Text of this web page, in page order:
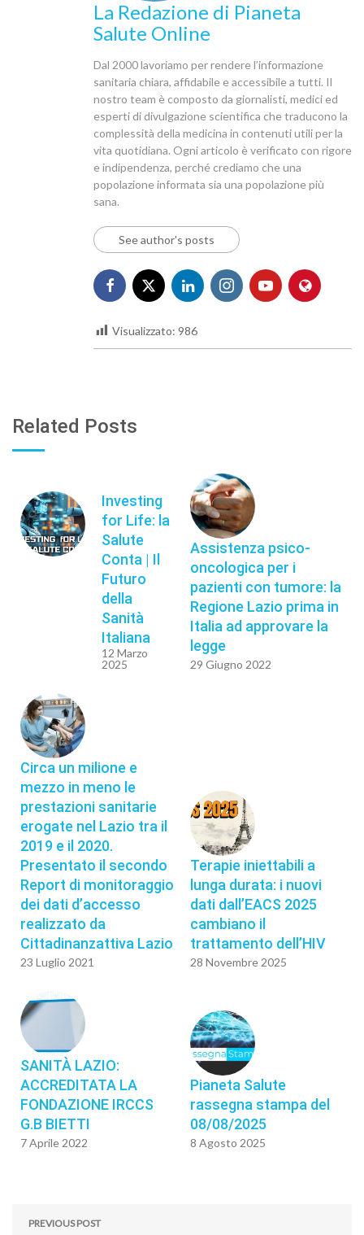
La Redazione di Pianeta
Salute Online
Dal 2000 lavoriamo per rendere l’informazione
sanitaria chiara, affidabile e accessibile a tutti. Il
nostro team è composto da giornalisti, medici ed
esperti di divulgazione scientifica che traducono la
complessità della medicina in contenuti utili per la
vita quotidiana. Ogni articolo è verificato con rigore
e indipendenza, perché crediamo che una
popolazione informata sia una popolazione più
sana.
See author's posts
Visualizzato: 986
Related Posts
Investing
for Life: la
Salute
Conta | Il
Futuro
della
Sanità
Italiana
12 Marzo
2025
Assistenza psico-
oncologica per i
pazienti con tumore: la
Regione Lazio prima in
Italia ad approvare la
legge
29 Giugno 2022
Circa un milione e
mezzo in meno le
prestazioni sanitarie
erogate nel Lazio tra il
2019 e il 2020.
Presentato il secondo
Report di monitoraggio
dei dati d’accesso
realizzato da
Cittadinanzattiva Lazio
23 Luglio 2021
Terapie iniettabili a
lunga durata: i nuovi
dati dall’EACS 2025
cambiano il
trattamento dell’HIV
28 Novembre 2025
SANITÀ LAZIO:
ACCREDITATA LA
FONDAZIONE IRCCS
G.B BIETTI
7 Aprile 2022
Pianeta Salute
rassegna stampa del
08/08/2025
8 Agosto 2025
PREVIOUS POST